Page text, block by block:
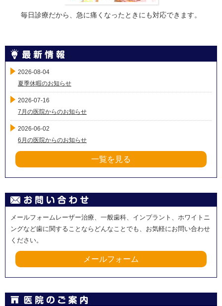
毎日診療だから、急に痛くなったときにも対応できます。
2026-08-04
夏季休暇のお知らせ
2026-07-16
7月の医院からのお知らせ
2026-06-02
6月の医院からのお知らせ
一覧を見る
メールフォームレーザー治療、一般歯科、インプラント、ホワイトニ
ングなど歯に関することならどんなことでも、お気軽にお問い合わせ
ください。
メールフォーム